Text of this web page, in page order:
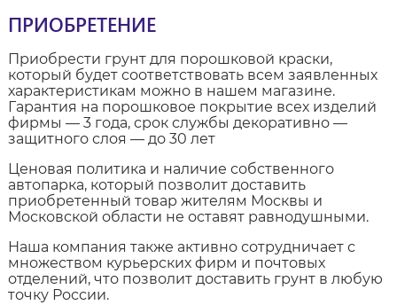
ПРИОБРЕТЕНИЕ
Приобрести грунт для порошковой краски,
который будет соответствовать всем заявленных
характеристикам можно в нашем магазине.
Гарантия на порошковое покрытие всех изделий
фирмы — 3 года, срок службы декоративно —
защитного слоя — до 30 лет
Ценовая политика и наличие собственного
автопарка, который позволит доставить
приобретенный товар жителям Москвы и
Московской области не оставят равнодушными.
Наша компания также активно сотрудничает с
множеством курьерских фирм и почтовых
отделений, что позволит доставить грунт в любую
точку России.